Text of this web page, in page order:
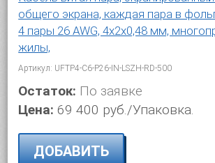
общего экрана, каждая пара в
4 пары 26 AWG, 4х2х0,48 мм,
жилы,
Артикул: UFTP4-C6-P26-IN-LSZH-RD-500
Остаток: По заявке
Цена: 69 400 руб./Упаковка.
ДОБАВИТЬ